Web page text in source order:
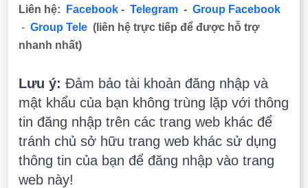
Liên hệ:
Facebook - Telegram - Group Facebook
- Group Tele (liên hệ trực tiếp để được hỗ trợ
nhanh nhất)
Lưu ý: Đảm bảo tài khoản đăng nhập và
mật khẩu của bạn không trùng lặp với thông
tin đăng nhập trên các trang web khác để
tránh chủ sở hữu trang web khác sử dụng
thông tin của bạn để đăng nhập vào trang
web này!